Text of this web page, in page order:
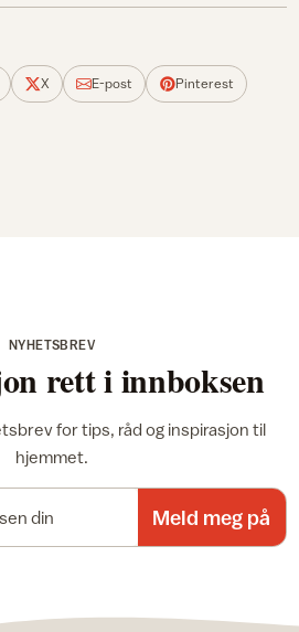
X E-post Pinterest
NYHETSBREV
rett i innboksen
for tips, råd og inspirasjon til
hjemmet.
Meld meg på